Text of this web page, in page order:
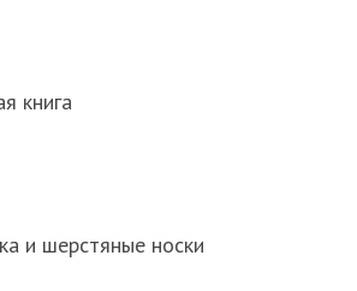
книга
и шерстяные носки